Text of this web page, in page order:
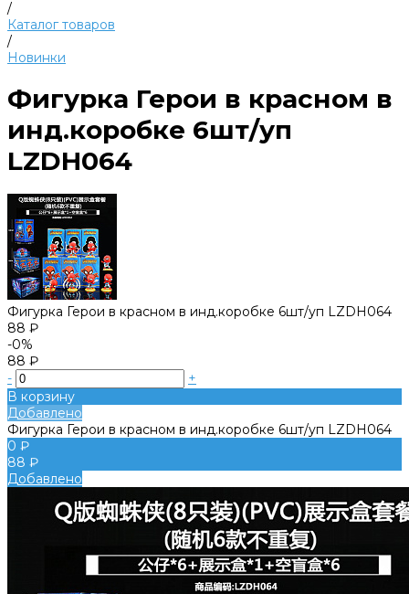
/
Каталог товаров
/
Новинки
Фигурка Герои в красном в
инд.коробке 6шт/уп
LZDH064
Фигурка Герои в красном в инд.коробке 6шт/уп LZDH064
88 ₽
-0%
88 ₽
-
+
В корзину
Добавлено
Фигурка Герои в красном в инд.коробке 6шт/уп LZDH064
0 ₽
88 ₽
Добавлено